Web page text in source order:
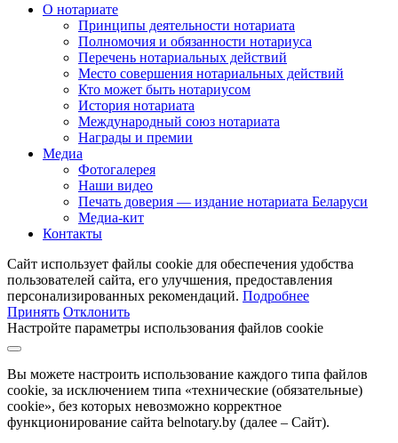
О нотариате
Принципы деятельности нотариата
Полномочия и обязанности нотариуса
Перечень нотариальных действий
Место совершения нотариальных действий
Кто может быть нотариусом
История нотариата
Международный союз нотариата
Награды и премии
Медиа
Фотогалерея
Наши видео
Печать доверия — издание нотариата Беларуси
Медиа-кит
Контакты
Сайт использует файлы cookie для обеспечения удобства
пользователей сайта, его улучшения, предоставления
персонализированных рекомендаций. Подробнее
Принять Отклонить
Настройте параметры использования файлов cookie
Вы можете настроить использование каждого типа файлов
cookie, за исключением типа «технические (обязательные)
cookie», без которых невозможно корректное
функционирование сайта belnotary.by (далее – Сайт).